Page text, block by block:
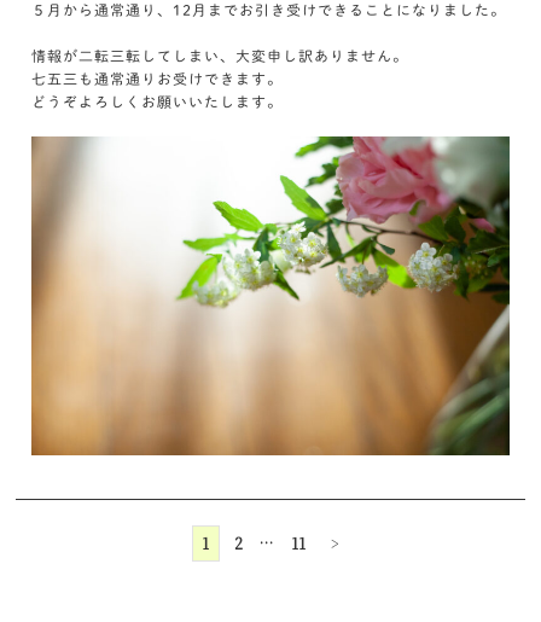
５月から通常通り、12月までお引き受けできることになりました。
情報が二転三転してしまい、大変申し訳ありません。
七五三も通常通りお受けできます。
どうぞよろしくお願いいたします。
1 2 … 11 >